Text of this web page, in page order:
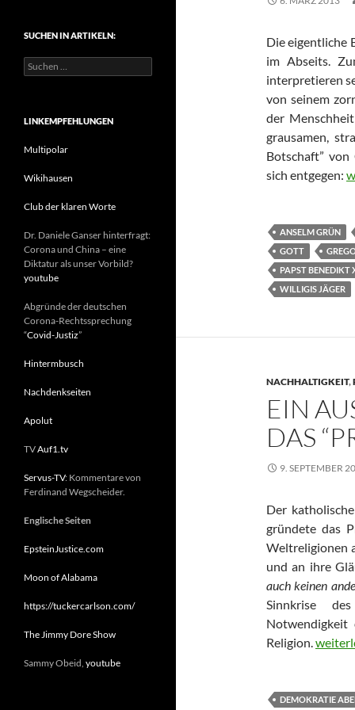
Die eigentliche
im Abseits.
interpretieren
von seinem
der
grausamen,
Botschaft”
sich entgegen:
ANSELM GRÜN
GOTT
PAPST BENEDIKT
WILLIGIS JÄGER
NACHHALTIGKEIT,
EIN
DAS
9. SEPTEMBER
Der
gründete das
Weltreligionen
und an ihre
auch keinen
Sinnkrise
Notwendigkeit
Religion.Ein
DEMOKRATIE
g
SUCHEN IN ARTIKELN:
S
u
e
n
c
:
LINKEMPFEHLUNGEN
Multipolar
Wikihausen
Club der klaren Worte
Dr. Daniele Ganser hinterfragt:
Corona und China – eine
Diktatur als unser Vorbild?
youtube
Abgründe der deutschen
Corona-Rechtssprechung
“Covid-Justiz”
Hintermbusch
Nachdenkseiten
Apolut
TVAuf1.tv
Servus-TV: Kommentare von
Ferdinand Wegscheider.
Englische Seiten
EpsteinJustice.com
Moon of Alabama
https://tuckercarlson.com/
The Jimmy Dore Show
Sammy Obeid, youtube